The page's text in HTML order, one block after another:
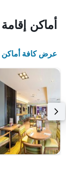
أماكن
عرض كافة أماكن